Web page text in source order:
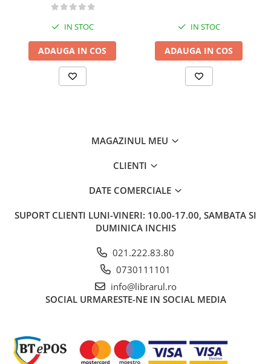
Actiune si Aventura
Crime, Thriller, Mistery
Moderna, contemporana
Gastronomie
Arte si tehnici culinare
Bauturi si cocktailuri
IN STOC
ADAUGA IN COS
IN STOC
ADAUGA IN COS
MAGAZINUL MEU
CLIENTI
DATE COMERCIALE
SUPORT CLIENTI LUNI-VINERI: 10.00-17.00, SAMBATA SI
DUMINICA INCHIS
021.222.83.80
0730111101
info@librarul.ro
SOCIAL URMARESTE-NE IN SOCIAL MEDIA